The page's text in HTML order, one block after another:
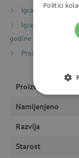
Igračke prema
Igračke prema
godine
Proizvođači
Proizvođač
Namijenjeno
Razvija
Starost
Politici